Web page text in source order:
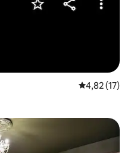
4,82 de uma
4,82 (17)